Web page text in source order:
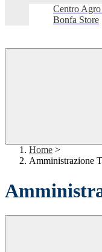
Centro
Bonfa Store
Home >
Amministrazione